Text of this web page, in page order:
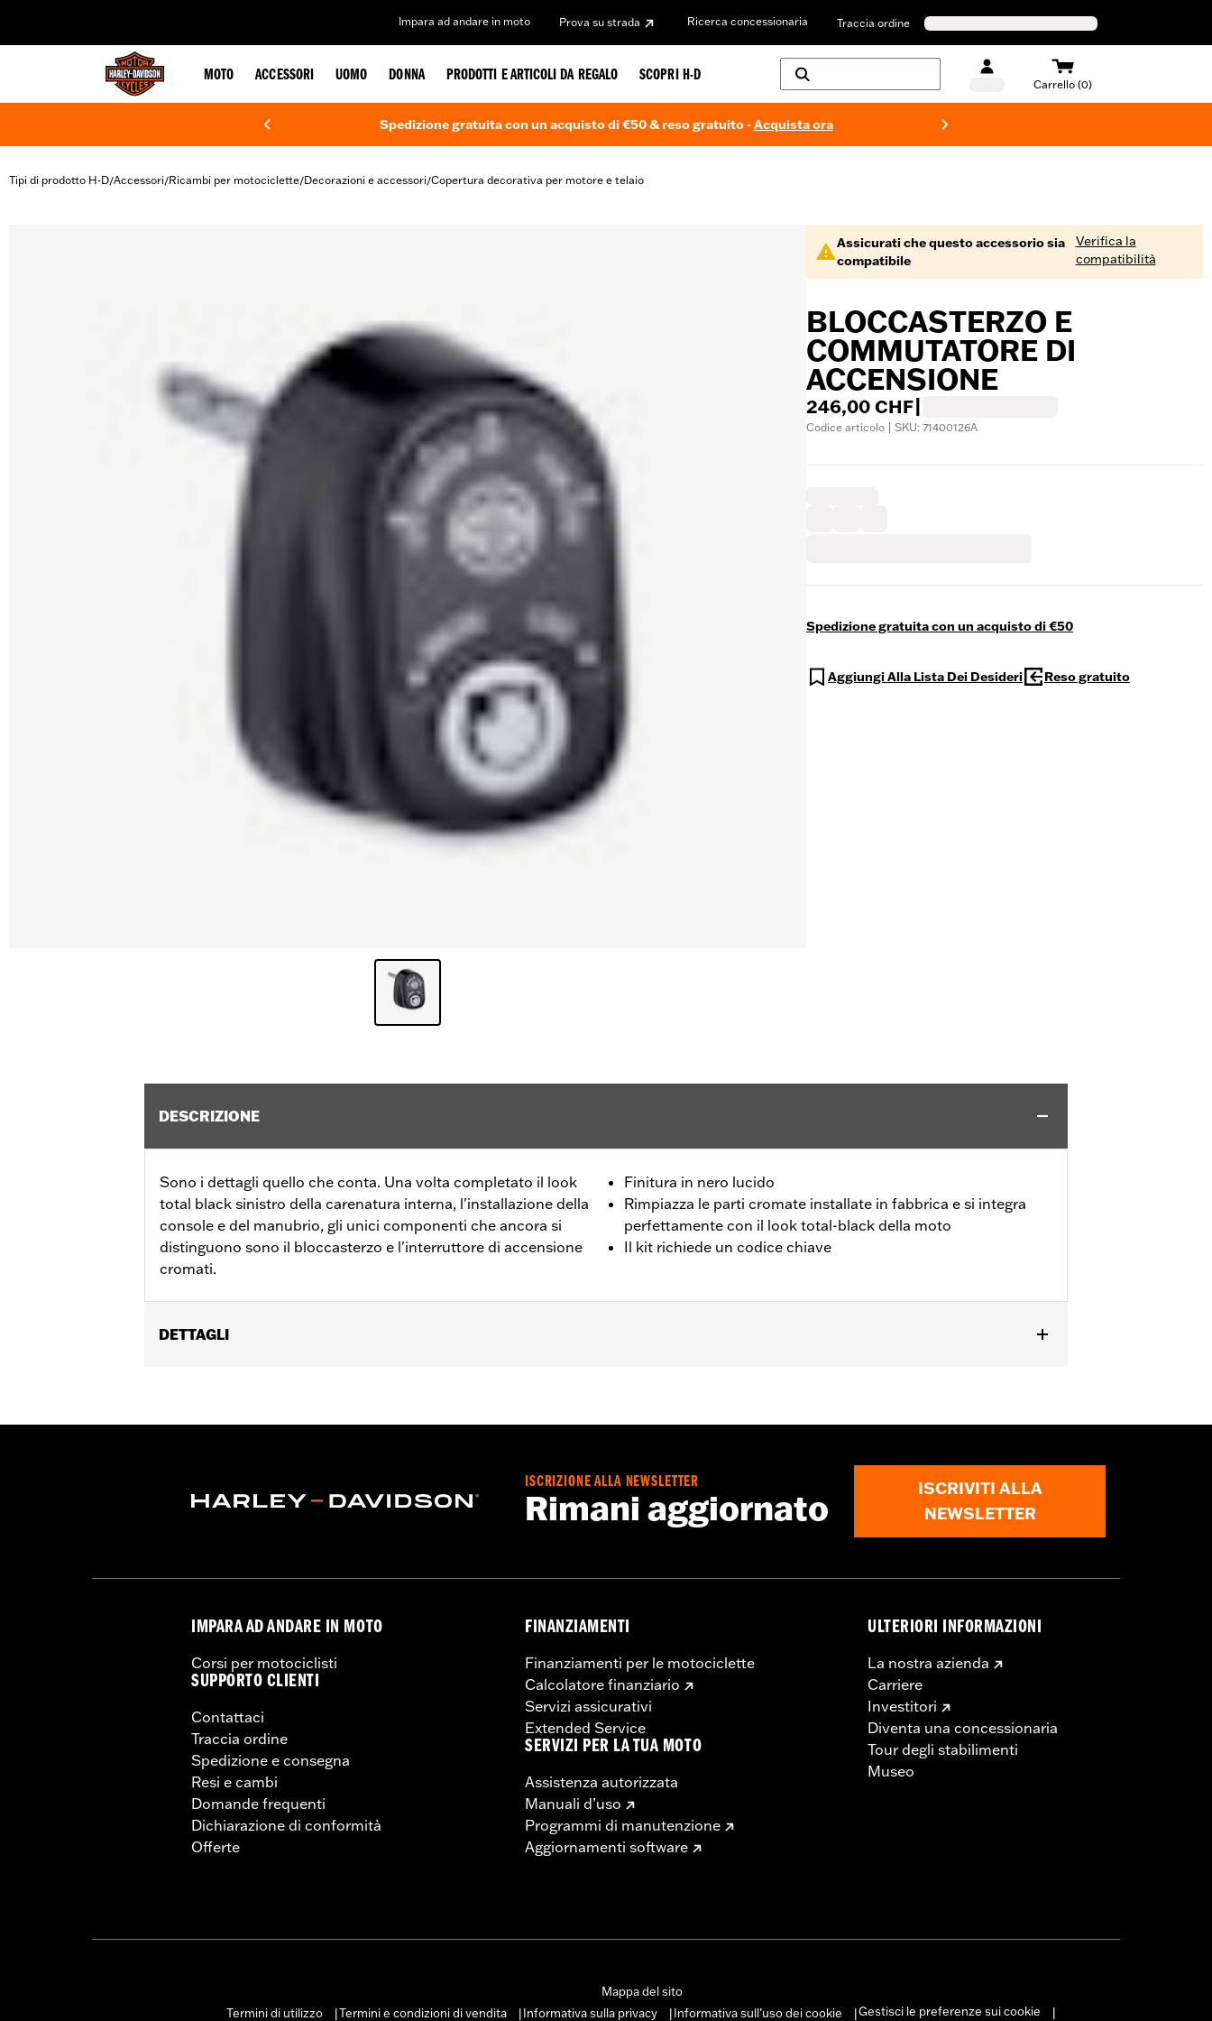
Impara ad andare in moto Prova su strada Ricerca concessionaria Traccia ordine
MOTO ACCESSORI UOMO DONNA PRODOTTI E ARTICOLI DA REGALO SCOPRI H-D
Carrello (0)
Spedizione gratuita con un acquisto di €50 & reso gratuito -Acquista ora
Tipi di prodotto H-D/Accessori/Ricambi per motociclette/Decorazioni e accessori/Copertura decorativa per motore e telaio
Assicurati che questo accessorio sia
compatibile
Verifica la
compatibilità
BLOCCASTERZO E
COMMUTATORE DI
ACCENSIONE
246,00 CHF
Codice articolo | SKU: 71400126A
Spedizione gratuita con un acquisto di €50
Aggiungi Alla Lista Dei Desideri Reso gratuito
DESCRIZIONE
Sono i dettagli quello che conta. Una volta completato il look
total black sinistro della carenatura interna, l'installazione della
console e del manubrio, gli unici componenti che ancora si
distinguono sono il bloccasterzo e l'interruttore di accensione
cromati.
Finitura in nero lucido
Rimpiazza le parti cromate installate in fabbrica e si integra
perfettamente con il look total-black della moto
Il kit richiede un codice chiave
DETTAGLI
Venduti singolarmente:Ciascuno
ISCRIZIONE ALLA NEWSLETTER
Rimani aggiornato
ISCRIVITI ALLA
NEWSLETTER
IMPARA AD ANDARE IN MOTO
Corsi per motociclisti
SUPPORTO CLIENTI
Contattaci
Traccia ordine
Spedizione e consegna
Resi e cambi
Domande frequenti
Dichiarazione di conformità
Offerte
FINANZIAMENTI
Finanziamenti per le motociclette
Calcolatore finanziario
Servizi assicurativi
Extended Service
SERVIZI PER LA TUA MOTO
Assistenza autorizzata
Manuali d’uso
Programmi di manutenzione
Aggiornamenti software
ULTERIORI INFORMAZIONI
La nostra azienda
Carriere
Investitori
Diventa una concessionaria
Tour degli stabilimenti
Museo
Mappa del sito
Termini di utilizzo
Termini e condizioni di vendita Informativa sulla privacy Informativa sull’uso dei cookie Gestisci le preferenze sui cookie